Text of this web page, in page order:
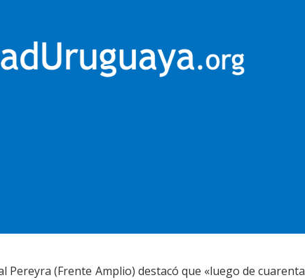
Pereyra (Frente Amplio) destacó que «luego de cuarenta